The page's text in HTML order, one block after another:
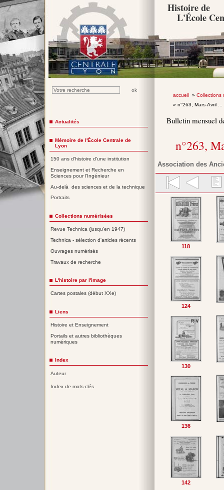
Histoire de
L'École
accueil» Collections
» n°263, Mars-Avril ...
Bulletin mensuel
n°263,
Association des
118
124
130
136
142
Actualités
Mémoire de l'École Centrale de
Lyon
150 ans d'histoire d'une institution
Enseignement et Recherche en
Sciences pour l'Ingénieur
Au-delà des sciences et de la technique
Portraits
Collections numérisées
Revue Technica (jusqu'en 1947)
Technica - sélection d'articles récents
Ouvrages numérisés
Travaux de recherche
L'histoire par l'image
Cartes postales (début XXe)
Liens
Histoire et Enseignement
Portails et autres bibliothèques
numériques
Index
Auteur
Index de mots-clés